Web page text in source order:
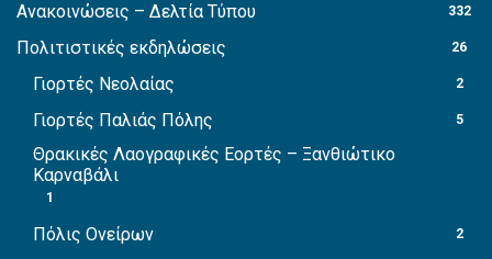
Ανακοινώσεις – Δελτία Τύπου 332
Πολιτιστικές εκδηλώσεις 26
Γιορτές Νεολαίας 2
Γιορτές Παλιάς Πόλης 5
Θρακικές Λαογραφικές Εορτές – Ξανθιώτικο
Καρναβάλι
1
Πόλις Ονείρων 2